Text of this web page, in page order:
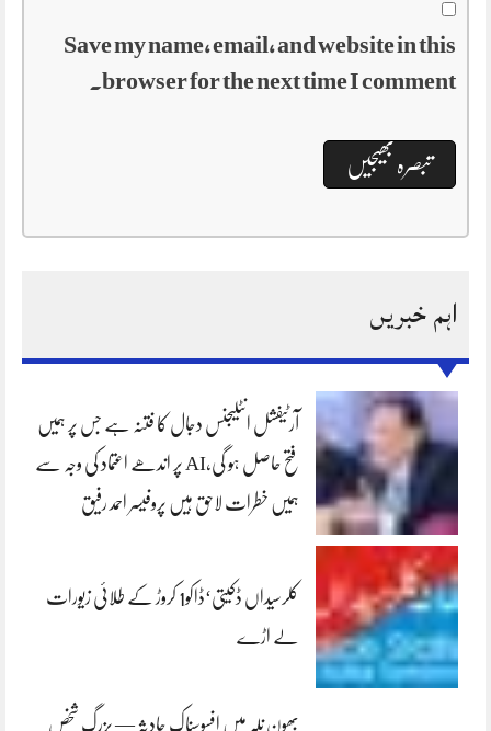
Save my name, email, and website in this
browser for the next time I comment.
اہم خبریں
آرٹیفشل انٹلیجنس دجال کا فتنہ ہے جس پر ہمیں
فتح حاصل ہو گی،AI پر اندھے اعتماد کی وجہ سے
ہمیں خطرات لاحق ہیں پروفیسر احمد رفیق
کلرسیداں ڈکیتی‘ڈاکو1 کروڑ کے طلائی زیورات
لے اڑے
بھون نلہ میں افسوسناک حادثہ — بزرگ شخص